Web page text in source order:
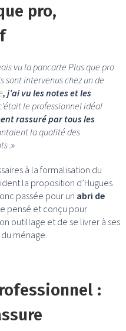
pro,
vu la pancarte Plus que pro
sont intervenus chez un de
, j’ai vu les notes et les
le professionnel idéal
rassuré par tous les
la qualité des
.»
à la formalisation du
la proposition d’Hugues
passée pour un abri de
pensé et conçu pour
outillage et de se livrer à ses
ménage.
: